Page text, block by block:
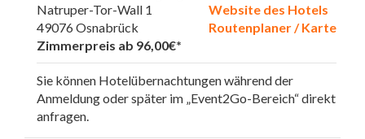
Website des Hotels
Routenplaner / Karte
Natruper-Tor-Wall 1
49076 Osnabrück
Zimmerpreis ab 96,00€*
Sie können Hotelübernachtungen während der
Anmeldung oder später im „Event2Go-Bereich“ direkt
anfragen.